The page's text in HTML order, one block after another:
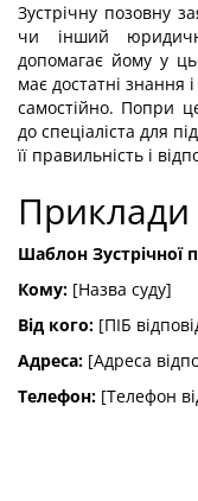
Зустрічну позовну
чи інший
допомагає йому у
має достатні знання
самостійно. Попри
до спеціаліста для
її правильність і
Приклади
Шаблон Зустрічної
Кому: [Назва суду]
Від кого: [ПІБ
Адреса: [Адреса
Телефон: [Телефон